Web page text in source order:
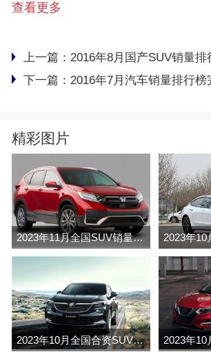
查看更多
上一篇： 2016年8月国产SUV销量
下一篇： 2016年7月汽车销量排行榜
精彩图片
2023年11月全国SUV销量排行榜完整版(零售量
2023年10月全国合资SUV销量排行榜完整版(批发量